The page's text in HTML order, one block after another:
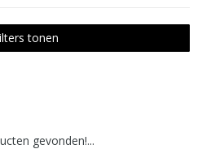
tonen
gevonden!...